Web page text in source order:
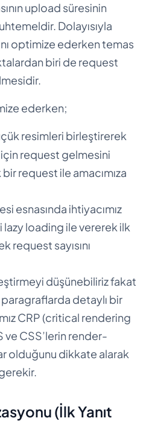
upload süresinin
Dolayısıyla
optimize ederken temas
biri de request
ederken;
resimleri birleştirerek
request gelmesini
request ile amacımıza
esnasında ihtiyacımız
lazy loading ile vererek ilk
request sayısını
düşünebiliriz fakat
detaylı bir
CRP (critical rendering
ve CSS’lerin render-
olduğunu dikkate alarak
(İlk Yanıt